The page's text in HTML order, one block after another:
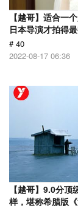
【越哥】适合一
日本导演才拍得
# 40
2022-08-17 06:36
【越哥】9.0分
样，堪称希腊版《